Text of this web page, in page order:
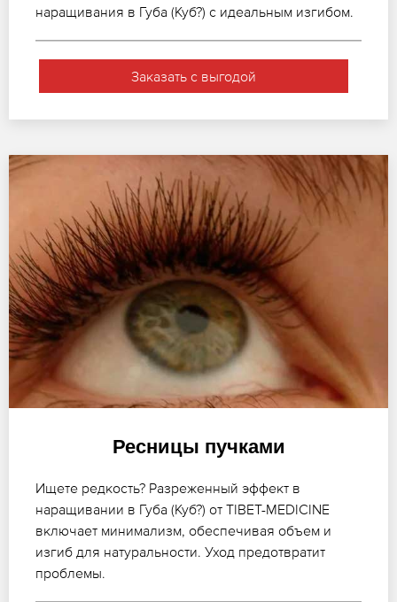
наращивания в Губа (Куб?) с идеальным изгибом.
Заказать с выгодой
Ресницы пучками
Ищете редкость? Разреженный эффект в
наращивании в Губа (Куб?) от TIBET-MEDICINE
включает минимализм, обеспечивая объем и
изгиб для натуральности. Уход предотвратит
проблемы.